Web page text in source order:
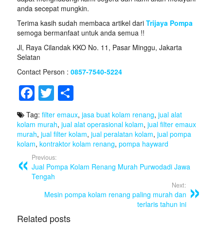
anda secepat mungkin.
Terima kasih sudah membaca artikel dari Trijaya Pompa
semoga bermanfaat untuk anda semua !!
Jl, Raya Cilandak KKO No. 11, Pasar Minggu, Jakarta
Selatan
Contact Person : 0857-7540-5224
F
a
c
e
b
o
o
T
wi
tt
er
h
ar
e
Tag: filter emaux, jasa buat kolam renang, jual alat
kolam murah, jual alat operasional kolam, jual filter emaux
murah, jual filter kolam, jual peralatan kolam, jual pompa
kolam, kontraktor kolam renang, pompa hayward
Previous:
Jual Pompa Kolam Renang Murah Purwodadi Jawa
Tengah
Next:
Mesin pompa kolam renang paling murah dan
terlaris tahun ini
Related posts